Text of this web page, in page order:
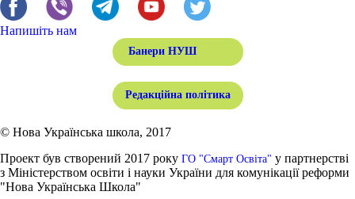
Напишіть нам
Банери НУШ
Редакційна політика
© Нова Українська школа, 2017
Проект був створений 2017 року ГО "Смарт Освіта" у партнерстві
з Міністерством освіти і науки України для комунікації реформи
"Нова Українська Школа"